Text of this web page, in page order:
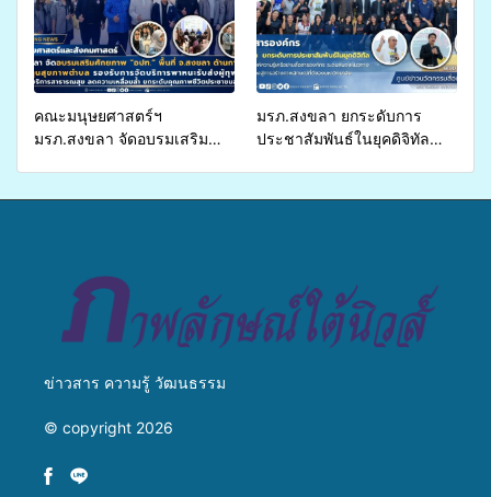
มีค่า-พืชเศรษฐกิจ”
คณะมนุษยศาสตร์ฯ
มรภ.สงขลา จัดอบรมเสริม
เหลื่อมล้ำ ยกระดับคุณภาพ
ชีวิตประชาชนอย่างยั่งยืน
มรภ.สงขลา ยกระดับการ
ประชาสัมพันธ์ในยุคดิจิทัล
ข่าวสาร ความรู้ วัฒนธรรม
© copyright 2026